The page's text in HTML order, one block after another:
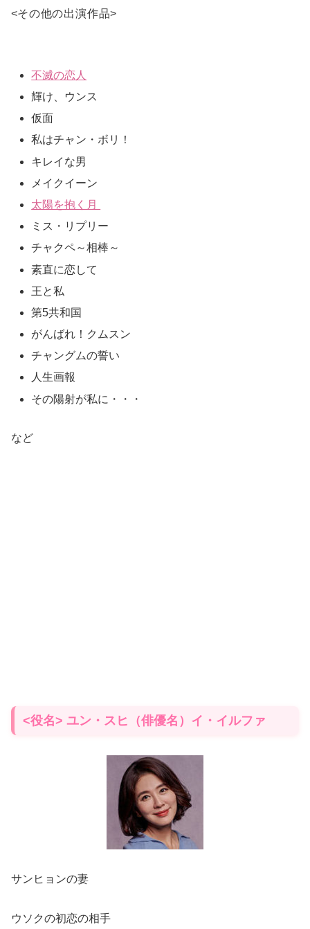
<その他の出演作品>
不滅の恋人
輝け、ウンス
仮面
私はチャン・ボリ！
キレイな男
メイクイーン
太陽を抱く月
ミス・リプリー
チャクペ～相棒～
素直に恋して
王と私
第5共和国
がんばれ！クムスン
チャングムの誓い
人生画報
その陽射が私に・・・
など
<役名> ユン・スヒ（俳優名）イ・イルファ
サンヒョンの妻
ウソクの初恋の相手